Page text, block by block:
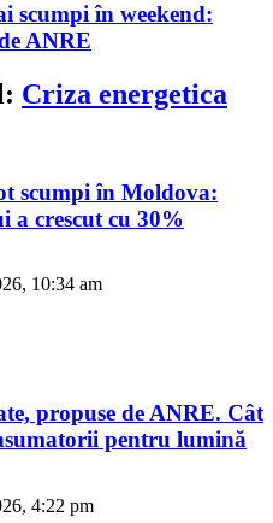
scumpi în weekend:
ANRE
Criza energetica
scumpi în Moldova:
a crescut cu 30%
10:34 am
propuse de ANRE. Cât
pentru lumină
4:22 pm